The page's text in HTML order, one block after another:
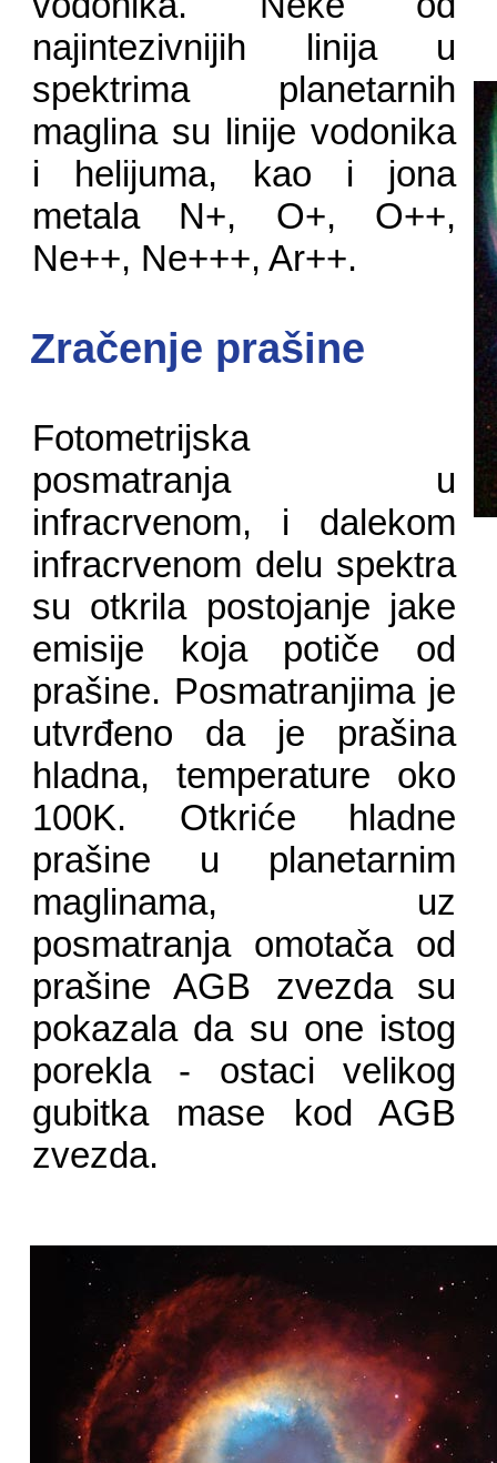
najintezivnijih linija u
spektrima planetarnih
maglina su linije vodonika
i helijuma, kao i jona
metala N+, O+, O++,
Ne++, Ne+++, Ar++.
Zračenje prašine
Fotometrijska
posmatranja u
infracrvenom, i dalekom
infracrvenom delu spektra
su otkrila postojanje jake
emisije koja potiče od
prašine. Posmatranjima je
utvrđeno da je prašina
hladna, temperature oko
100K. Otkriće hladne
prašine u planetarnim
maglinama, uz
posmatranja omotača od
prašine AGB zvezda su
pokazala da su one istog
porekla - ostaci velikog
gubitka mase kod AGB
zvezda.